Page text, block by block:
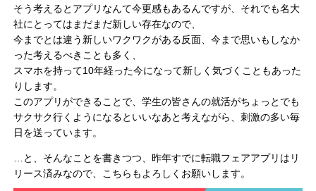
そう考えるとアプリなんて今更感もあるんですが、それでも名大
社にとってはまだまだ新しい存在なので、
今までとは違う新しいワクワクがある反面、今まで思いもしなか
った考えるべきことも多く、
スマホを持って10年経った今になって新しく気づくこともあった
りします。
このアプリができることで、学生の皆さんの就活がちょっとでも
サクサク行くようになるといいなあと考えながら、刺激の多い毎
日を送っています。
…と、そんなことを書きつつ、昨年すでに転職フェアアプリはリ
リース済みなので、こちらもよろしくお願いします。